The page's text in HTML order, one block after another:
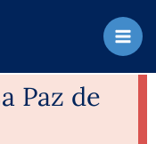
Paz de